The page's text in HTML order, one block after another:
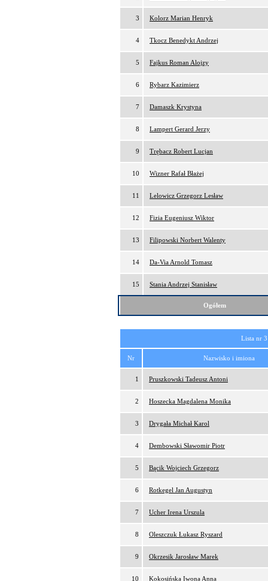
3 Kolorz Marian Henryk
4 Tkocz Benedykt Andrzej
5 Fajkus Roman Alojzy
6 Rybarz Kazimierz
7 Damaszk Krystyna
8 Lampert Gerard Jerzy
9 Trębacz Robert Lucjan
10 Wizner Rafał Błażej
11 Lelowicz Grzegorz Lesław
12 Fizia Eugeniusz Wiktor
13 Filipowski Norbert Walenty
14 Da-Via Arnold Tomasz
15 Stania Andrzej Stanisław
Ogółem
Lista nr
Nr Nazwisko i imiona
1 Pruszkowski Tadeusz Antoni
2 Hoszecka Magdalena Monika
3 Drygała Michał Karol
4 Dembowski Sławomir Piotr
5 Bącik Wojciech Grzegorz
6 Rotkegel Jan Augustyn
7 Ucher Irena Urszula
8 Oleszczuk Łukasz Ryszard
9 Okrzesik Jarosław Marek
10 Kokosińska Iwona Anna